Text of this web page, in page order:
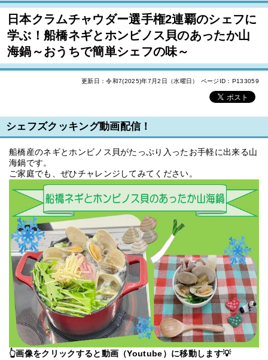
日本クラムチャウダー選手権2連覇のシェフに
学ぶ！船橋ネギとホンビノス貝のあったか山
海鍋～おうちで簡単シェフの味～
更新日：令和7(2025)年7月2日（水曜日） ページID：P133059
シェフズクッキング動画配信！
船橋産のネギとホンビノス貝がたっぷり入ったお手軽に出来る山
海鍋です。
ご家庭でも、ぜひチャレンジしてみてください。
👆画像をクリックすると動画（Youtube）に移動します💡